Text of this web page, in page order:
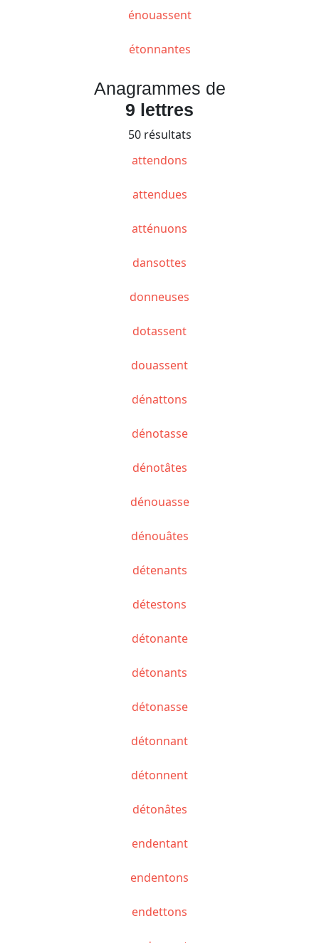
énouassent
étonnantes
Anagrammes de
9 lettres
50 résultats
attendons
attendues
atténuons
dansottes
donneuses
dotassent
douassent
dénattons
dénotasse
dénotâtes
dénouasse
dénouâtes
détenants
détestons
détonante
détonants
détonasse
détonnant
détonnent
détonâtes
endentant
endentons
endettons